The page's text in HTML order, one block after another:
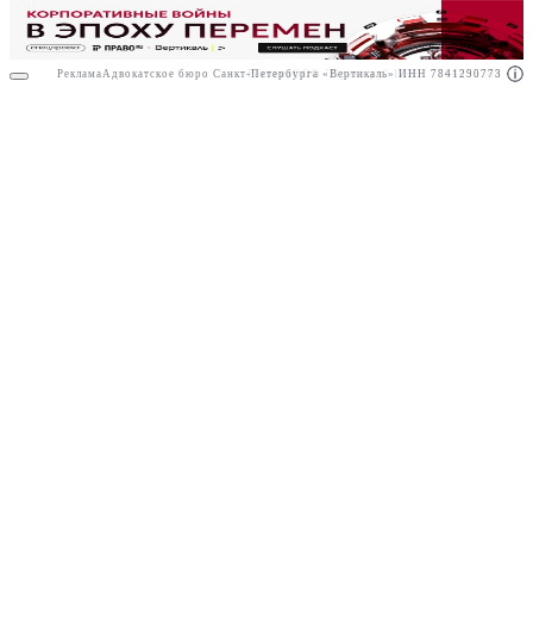
РекламаООО "Право.ру" ИНН: 7704835288
Реклама Адвокатское бюро Санкт-Петербурга «Вертикаль» ИНН 7841290773